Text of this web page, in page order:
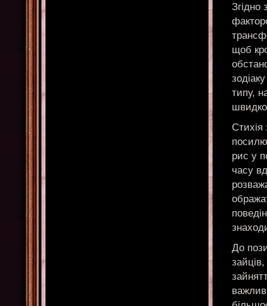
Згідно
щоб
типу,
рис у
часу
До